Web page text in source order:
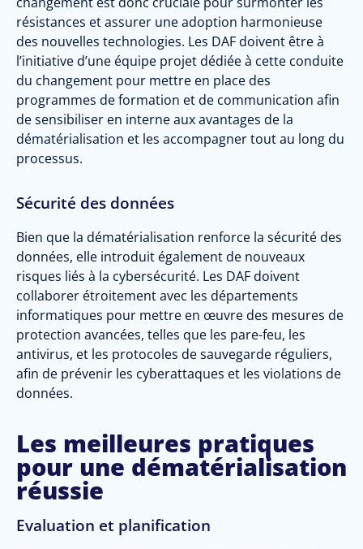
résistances et assurer une adoption harmonieuse
des nouvelles technologies. Les DAF doivent être à
l’initiative d’une équipe projet dédiée à cette conduite
du changement pour mettre en place des
programmes de formation et de communication afin
de sensibiliser en interne aux avantages de la
dématérialisation et les accompagner tout au long du
processus.
Sécurité des données
Bien que la dématérialisation renforce la sécurité des
données, elle introduit également de nouveaux
risques liés à la cybersécurité. Les DAF doivent
collaborer étroitement avec les départements
informatiques pour mettre en œuvre des mesures de
protection avancées, telles que les pare-feu, les
antivirus, et les protocoles de sauvegarde réguliers,
afin de prévenir les cyberattaques et les violations de
données.
Les meilleures pratiques
pour une dématérialisation
réussie
Evaluation et planification